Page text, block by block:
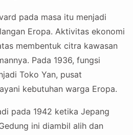
pada masa itu menjadi
Eropa. Aktivitas ekonomi
membentuk citra kawasan
Pada 1936, fungsi
Toko Yan, pusat
kebutuhan warga Eropa.
pada 1942 ketika Jepang
ini diambil alih dan